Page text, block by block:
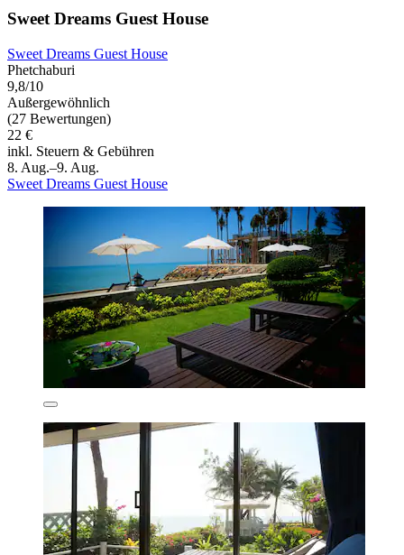
Sweet Dreams Guest House
Sweet Dreams Guest House
Phetchaburi
9,8/10
Außergewöhnlich
(27 Bewertungen)
22 €
inkl. Steuern & Gebühren
8. Aug.–9. Aug.
Sweet Dreams Guest House